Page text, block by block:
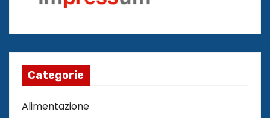
Categorie
Alimentazione